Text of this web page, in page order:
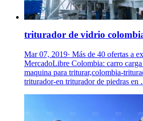
triturador de vidrio
Mar 07, 2019· Más de 40 ofertas a
MercadoLibre Colombia: carro carga
maquina para triturar,colombia-
triturador-en triturador de piedras en